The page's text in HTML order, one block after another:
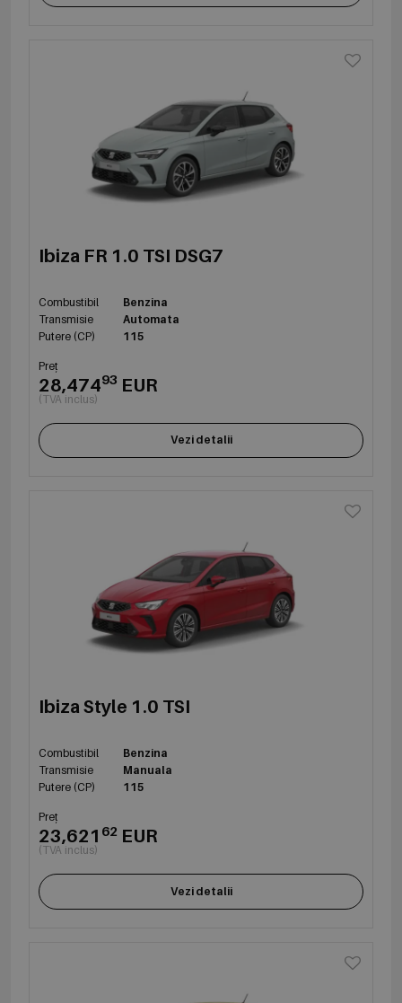
Ibiza FR 1.0 TSI DSG7
Combustibil
Benzina
Transmisie
Automata
Putere (CP)
115
Preț
28,47493 EUR
(TVA inclus)
Vezi detalii
Ibiza Style 1.0 TSI
Combustibil
Benzina
Transmisie
Manuala
Putere (CP)
115
Preț
23,621 62 EUR
(TVA inclus)
Vezi detalii